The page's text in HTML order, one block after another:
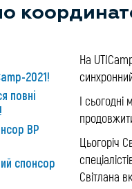
2021!
повні
BP
спонсор
На
І
Цьогоріч
Світлана